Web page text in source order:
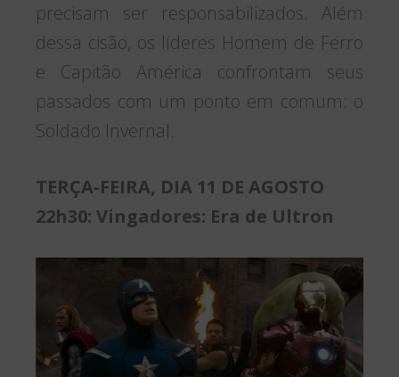
precisam ser responsabilizados. Além
dessa cisão, os líderes Homem de Ferro
e Capitão América confrontam seus
passados com um ponto em comum: o
Soldado Invernal.
TERÇA-FEIRA, DIA 11 DE AGOSTO
22h30: Vingadores: Era de Ultron